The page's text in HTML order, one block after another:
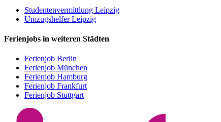
Studentenvermittlung Leipzig
Umzugshelfer Leipzig
Ferienjobs in weiteren Städten
Ferienjob Berlin
Ferienjob München
Ferienjob Hamburg
Ferienjob Frankfurt
Ferienjob Stuttgart